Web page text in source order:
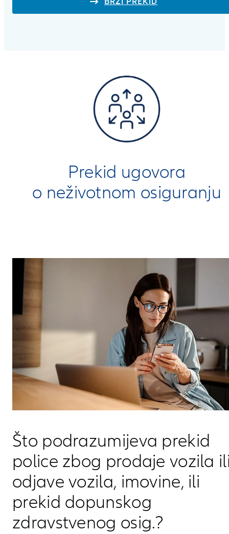
Prekid ugovora
o neživotnom osiguranju
Što podrazumijeva prekid
police zbog prodaje vozila
odjave vozila, imovine, ili
prekid dopunskog
zdravstvenog osig.?